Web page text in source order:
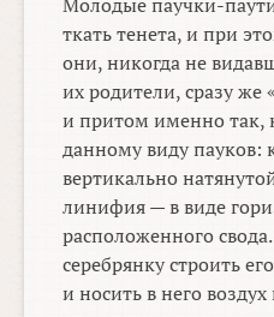
ткать тенета, и при
они, никогда не
их родители, сразу же
и притом именно так,
данному виду пауков:
вертикально
линифия — в виде
расположенного
серебрянку строить
и носить в него воздух